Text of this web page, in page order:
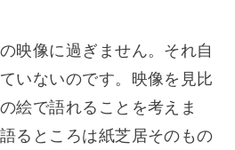
映像に過ぎません。それ自
いないのです。映像を見比
絵で語れることを考えま
るところは紙芝居そのもの